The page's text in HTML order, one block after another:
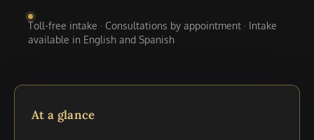
Toll-free intake · Consultations by appointment · Intake
available in English and Spanish
At a glance